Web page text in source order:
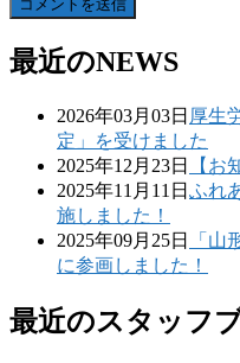
最近のNEWS
2026年03月03日 厚生
定」を受けました
2025年12月23日
【お
2025年11月11日 ふれ
施しました！
2025年09月25日
「山
に参画しました！
最近のスタッフ